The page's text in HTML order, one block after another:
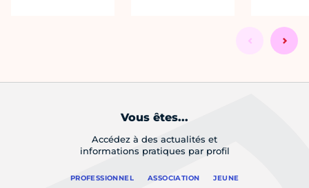
Vous êtes...
Accédez à des actualités et
informations pratiques par profil
PROFESSIONNEL ASSOCIATION JEUNE